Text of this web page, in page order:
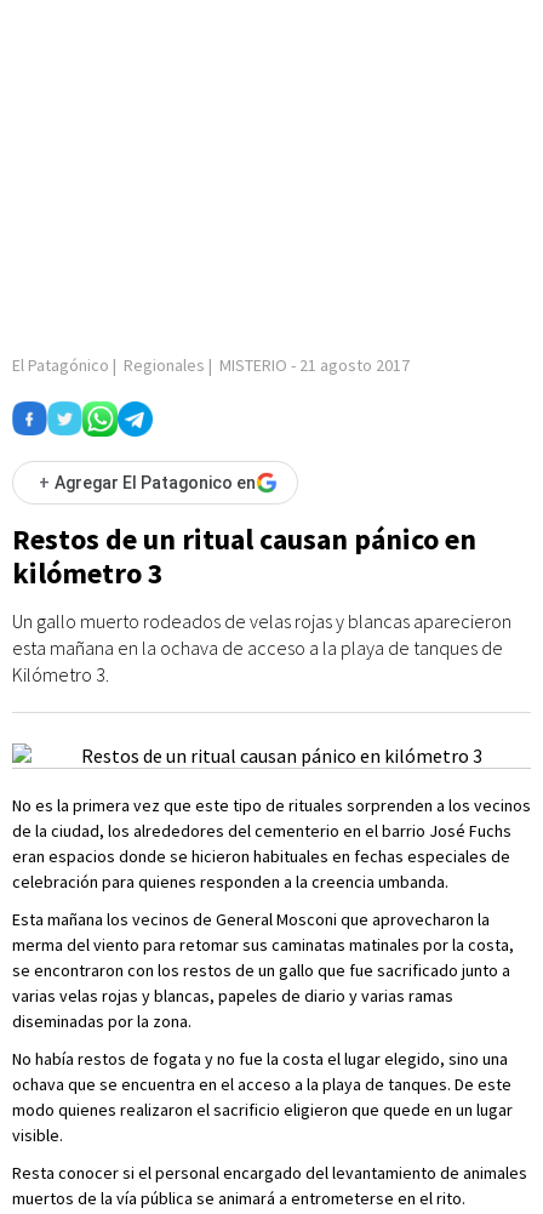
El Patagónico | Regionales | MISTERIO - 21 agosto 2017
+ Agregar El Patagonico en
Restos de un ritual causan pánico en
kilómetro 3
Un gallo muerto rodeados de velas rojas y blancas aparecieron
esta mañana en la ochava de acceso a la playa de tanques de
Kilómetro 3.
No es la primera vez que este tipo de rituales sorprenden a los vecinos
de la ciudad, los alrededores del cementerio en el barrio José Fuchs
eran espacios donde se hicieron habituales en fechas especiales de
celebración para quienes responden a la creencia umbanda.
Esta mañana los vecinos de General Mosconi que aprovecharon la
merma del viento para retomar sus caminatas matinales por la costa,
se encontraron con los restos de un gallo que fue sacrificado junto a
varias velas rojas y blancas, papeles de diario y varias ramas
diseminadas por la zona.
No había restos de fogata y no fue la costa el lugar elegido, sino una
ochava que se encuentra en el acceso a la playa de tanques. De este
modo quienes realizaron el sacrificio eligieron que quede en un lugar
visible.
Resta conocer si el personal encargado del levantamiento de animales
muertos de la vía pública se animará a entrometerse en el rito.